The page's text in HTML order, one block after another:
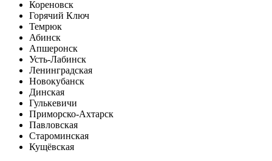
Кореновск
Горячий Ключ
Темрюк
Абинск
Апшеронск
Усть-Лабинск
Ленинградская
Новокубанск
Динская
Гулькевичи
Приморско-Ахтарск
Павловская
Староминская
Кущёвская